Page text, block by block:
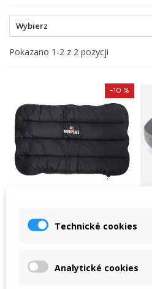
Wybierz
Pokazano 1-2 z 2 pozycji
Warmpeace poduszka
Poduszka puchowa
Warmpeace ZIP to
-10 %
Technické cookies
Analytické cookies